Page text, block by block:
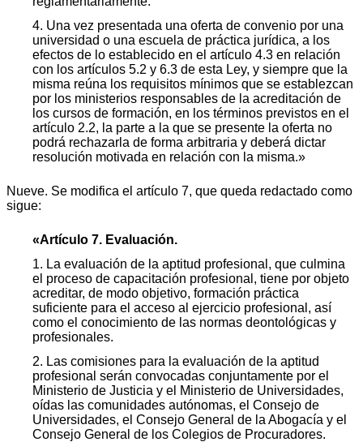
4. Una vez presentada una oferta de convenio por una
universidad o una escuela de práctica jurídica, a los
efectos de lo establecido en el artículo 4.3 en relación
con los artículos 5.2 y 6.3 de esta Ley, y siempre que la
misma reúna los requisitos mínimos que se establezcan
por los ministerios responsables de la acreditación de
los cursos de formación, en los términos previstos en el
artículo 2.2, la parte a la que se presente la oferta no
podrá rechazarla de forma arbitraria y deberá dictar
resolución motivada en relación con la misma.»
Nueve. Se modifica el artículo 7, que queda redactado como
sigue:
«Artículo 7. Evaluación.
1. La evaluación de la aptitud profesional, que culmina
el proceso de capacitación profesional, tiene por objeto
acreditar, de modo objetivo, formación práctica
suficiente para el acceso al ejercicio profesional, así
como el conocimiento de las normas deontológicas y
profesionales.
2. Las comisiones para la evaluación de la aptitud
profesional serán convocadas conjuntamente por el
Ministerio de Justicia y el Ministerio de Universidades,
oídas las comunidades autónomas, el Consejo de
Universidades, el Consejo General de la Abogacía y el
Consejo General de los Colegios de Procuradores.